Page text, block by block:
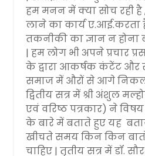
हम मनन में क्या सोच रही है
लाने का कार्य
तकनीकी का ज्ञान न होना
| हम लोग भी अपने प्रचार
के द्वारा आकर्षक कंटेंट और
समाज में औरों से आगे
द्वितीय सत्र में श्री अंशुल
एवं वरिष्ठ पत्रकार) ने
के बारे में बताते हुए यह
खीचते समय किन किन
चाहिए | तृतीय सत्र में डॉ.